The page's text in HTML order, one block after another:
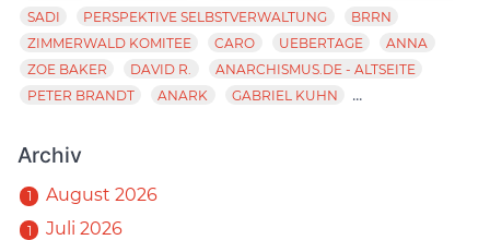
SADI
PERSPEKTIVE SELBSTVERWALTUNG
BRRN
ZIMMERWALD KOMITEE
CARO UEBERTAGE
ANNA
ZOE BAKER
DAVID R.
ANARCHISMUS.DE - ALTSEITE
PETER BRANDT
ANARK GABRIEL KUHN ...
Archiv
1 August 2026
1 Juli 2026